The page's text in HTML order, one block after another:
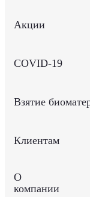
Акции
COVID-19
Взятие
Клиентам
О
компании